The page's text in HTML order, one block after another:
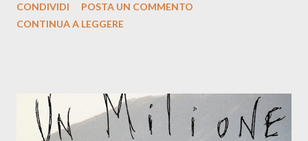
indubbiamente matura e consapevole oltre che con ottimi
Dicevamo. Ed è da qui che il nostro inizia questo concept
musicale, con " Che ora è" , raccontando la separazione dalla
CONDIVIDI
POSTA UN COMMENTO
CONTINUA A LEGGERE